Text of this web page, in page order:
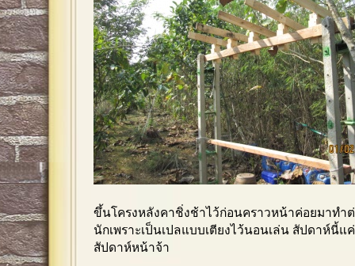
ขึ้นโครงหลังคาชิ่งช้าไว้ก่อนคราวหน้าค่อยมาทำ
นักเพราะเป็นเปลแบบเตียงไว้นอนเล่น สัปดาห์นี้
สัปดาห์หน้าจ้า